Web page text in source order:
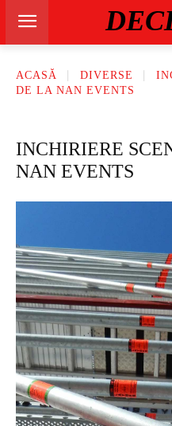
ACASĂ DIVERSE
DE LA NAN EVENTS
INCHIRIERE
NAN EVENTS